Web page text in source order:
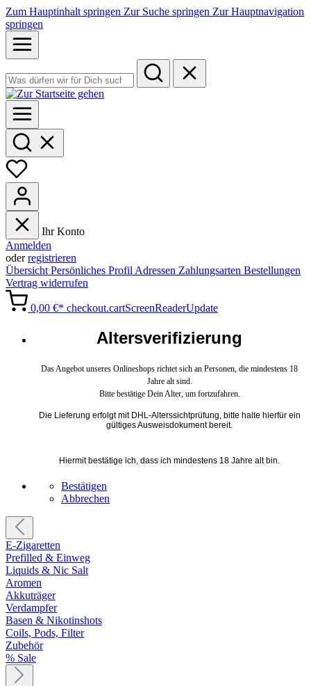
Zum Hauptinhalt springen Zur Suche springen Zur Hauptnavigation
springen
Ihr Konto
Anmelden
oderregistrieren
Übersicht Persönliches Profil Adressen Zahlungsarten Bestellungen
Vertrag widerrufen
0,00 €* checkout.cartScreenReaderUpdate
Altersverifizierung
Das Angebot unseres Onlineshops richtet sich an Personen, die mindestens 18
Jahre alt sind.
Bitte bestätige Dein Alter, um fortzufahren.
Die Lieferung erfolgt mit DHL-Alterssichtprüfung, bitte halte hierfür ein
gültiges Ausweisdokument bereit.
Hiermit bestätige ich, dass ich mindestens 18 Jahre alt bin.
Bestätigen
Abbrechen
E-Zigaretten
Prefilled & Einweg
Liquids & Nic Salt
Aromen
Akkuträger
Verdampfer
Basen & Nikotinshots
Coils, Pods, Filter
Zubehör
% Sale